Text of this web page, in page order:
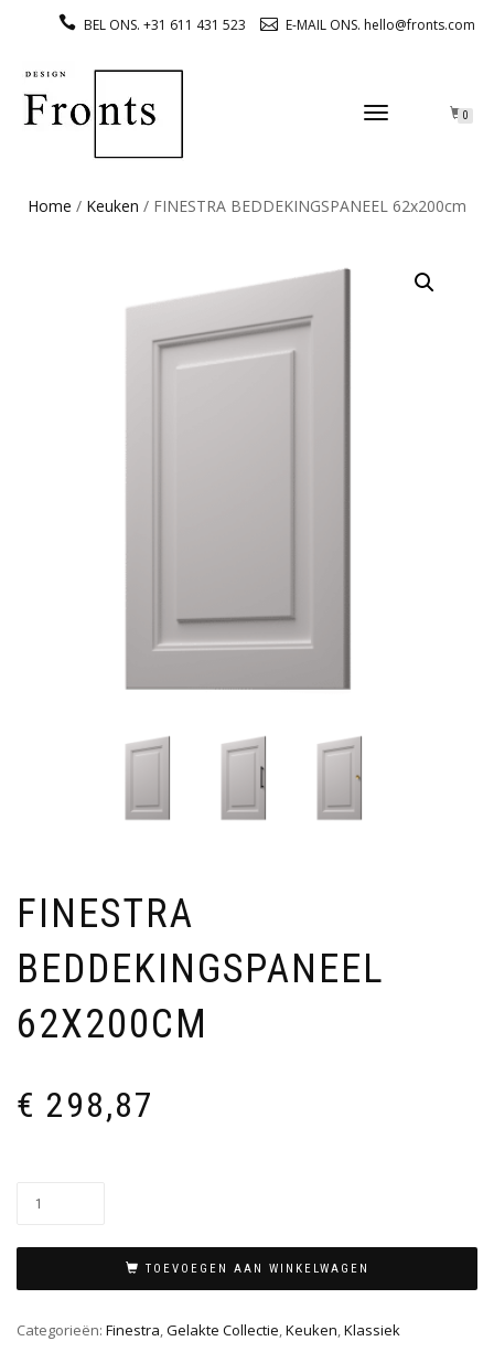
BEL ONS. +31 611 431 523 E-MAIL ONS. hello@fronts.com
TOGGLE
0
Home / Keuken / FINESTRA BEDDEKINGSPANEEL 62x200cm
FINESTRA
BEDDEKINGSPANEEL
62X200CM
€ 298,87
TOEVOEGEN AAN WINKELWAGEN
Categorieën: Finestra,Gelakte Collectie,Keuken,Klassiek